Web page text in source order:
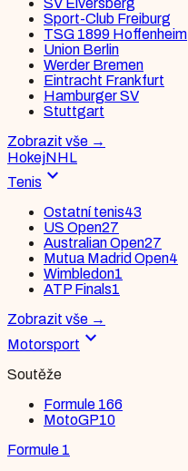
SV Elversberg
Sport-Club Freiburg
TSG 1899 Hoffenheim
Union Berlin
Werder Bremen
Eintracht Frankfurt
Hamburger SV
Stuttgart
Zobrazit vše →
HokejNHL
Tenis expand_more
Ostatní tenis43
US Open27
Australian Open27
Mutua Madrid Open4
Wimbledon1
ATP Finals1
Zobrazit vše →
Motorsport expand_more
Soutěže
Formule 166
MotoGP10
Formule 1